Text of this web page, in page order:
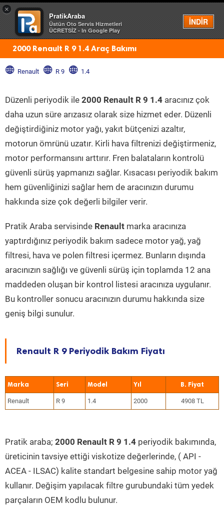
×
PratikAraba
Üstün Oto Servis Hizmetleri
ÜCRETSİZ - In Google Play
İNDİR
Menü
2000 Renault R 9 1.4 Araç Bakımı
Renault R 9 1.4
Düzenli periyodik ile 2000 Renault R 9 1.4 aracınız çok
daha uzun süre arızasız olarak size hizmet eder. Düzenli
değiştirdiğiniz motor yağı, yakıt bütçenizi azaltır,
motorun ömrünü uzatır. Kirli hava filtrenizi değiştirmeniz,
motor performansını arttırır. Fren balataların kontrolü
güvenli sürüş yapmanızı sağlar. Kısacası periyodik bakım
hem güvenliğinizi sağlar hem de aracınızın durumu
hakkında size çok değerli bilgiler verir.
Pratik Araba servisinde Renault marka aracınıza
yaptırdığınız periyodik bakım sadece motor yağ, yağ
filtresi, hava ve polen filtresi içermez. Bunların dışında
aracınızın sağlığı ve güvenli sürüş için toplamda 12 ana
maddeden oluşan bir kontrol listesi aracınıza uygulanır.
Bu kontroller sonucu aracınızın durumu hakkında size
geniş bilgi sunulur.
Renault R 9 Periyodik Bakım Fiyatı
Marka Seri Model Yıl
Renault R 9 1.4 2000 4908 TL
Pratik araba; 2000 Renault R 9 1.4 periyodik bakımında,
üreticinin tavsiye ettiği viskotize değerlerinde, ( API -
ACEA - ILSAC) kalite standart belgesine sahip motor yağ
kullanır. Değişim yapılacak filtre gurubundaki tüm yedek
parçaların OEM kodlu bulunur.